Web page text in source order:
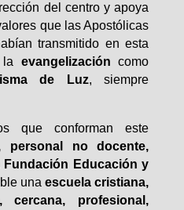
del centro y apoya
que las Apostólicas
transmitido en esta
evangelización como
de Luz, siempre
que conforman este
personal no docente,
Educación y
unaescuela cristiana,
cercana, profesional,